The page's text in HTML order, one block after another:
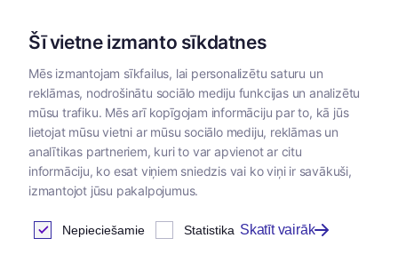
Kategorijas
Sākums / Zoopreces / Ekipējums dzīvniekiem / Kakla siksnas
Jaunums
Šī vietne izmanto sīkdatnes
Mēs izmantojam sīkfailus, lai personalizētu saturu un
reklāmas, nodrošinātu sociālo mediju funkcijas un analizētu
mūsu trafiku. Mēs arī kopīgojam informāciju par to, kā jūs
lietojat mūsu vietni ar mūsu sociālo mediju, reklāmas un
analītikas partneriem, kuri to var apvienot ar citu
informāciju, ko esat viņiem sniedzis vai ko viņi ir savākuši,
izmantojot jūsu pakalpojumus.
Nepieciešamie Statistika Skatīt vairāk